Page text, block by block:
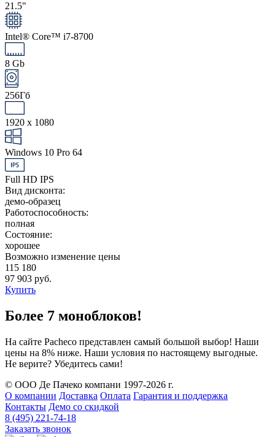
21.5"
Intel® Core™ i7-8700
8 Gb
256Гб
1920 x 1080
Windows 10 Pro 64
Full HD IPS
Вид дисконта:
демо-образец
Работоспособность:
полная
Состояние:
хорошее
Возможно изменение цены
115 180
97 903 руб.
Купить
Более 7 моноблоков!
На сайте Pacheco представлен самый большой выбор! Наши
цены на 8% ниже. Наши условия по настоящему выгодные.
Не верите? Убедитесь сами!
© ООО Де Пачеко компани 1997-2026 г.
О компании Доставка Оплата Гарантия и поддержка
Контакты Демо со скидкой
8 (495) 221-74-18
Заказать звонок